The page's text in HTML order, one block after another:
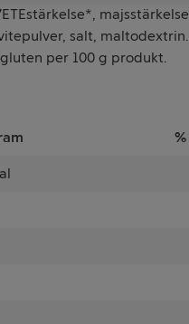
salt,
per 100 g produkt.